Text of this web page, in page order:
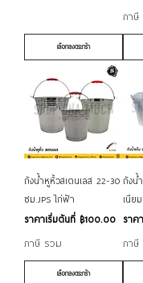
เลือกลงตระกร้า
ภาษี
ถังน้ำหูหิ้วสเตนเลส 22-30
ซม.JPS ไก่ฟ้า
ราคาเริ่มต้นที่ ฿100.00
ราคาขายลด
ภาษี รวม
เลือกลงตระกร้า
ถังน้
เนีย
ราค
ราค
ภาษี